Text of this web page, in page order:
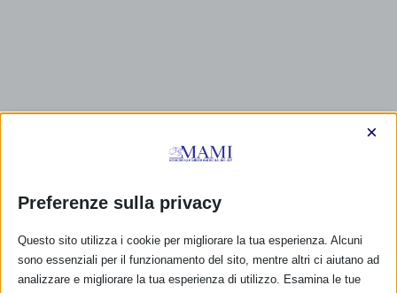
CALENDARIO EVENTI
Non ci sono eventi
Preferenze sulla privacy
×
Questo sito utilizza i cookie per migliorare la tua esperienza. Alcuni
sono essenziali per il funzionamento del sito, mentre altri ci aiutano ad
analizzare e migliorare la tua esperienza di utilizzo. Esamina le tue